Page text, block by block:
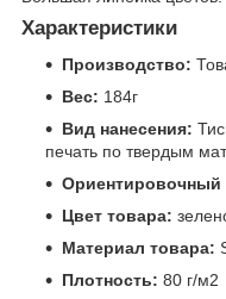
Характеристики
Производство:
Вес: 184г
Вид нанесения:
печать по твердым
Ориентировочный
Цвет товара:
Материал товара:
Плотность: 80 г/м2